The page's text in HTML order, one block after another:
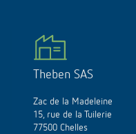
Theben SAS
Zac de la Madeleine
15, rue de la Tuilerie
77500 Chelles